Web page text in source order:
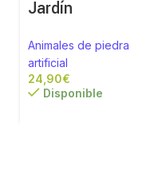
Jardín
Animales de piedra
artificial
€
Disponible